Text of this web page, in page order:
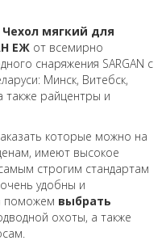
Чехол мягкий для
ЕЖ от всемирно
снаряжения SARGAN с
Минск, Витебск,
также райцентры и
которые можно на
имеют высокое
строгим стандартам
удобны и
поможем выбрать
охоты, а также